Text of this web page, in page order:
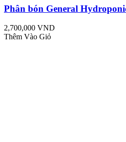
Phân bón General
2,700,000 VND
Thêm Vào Giỏ